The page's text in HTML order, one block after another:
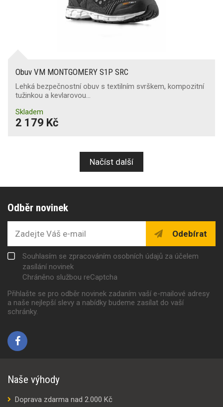
Obuv VM MONTGOMERY S1P SRC
Lehká bezpečnostní obuv s textilním svrškem, kompozitní
tužinkou a kevlarovou…
Skladem
2 179 Kč
Načíst další
Odběr novinek
Odebírat
Souhlasím se zpracováním osobních údajů za účelem
zasílání novinek
Chráněno službou reCaptcha
Přihlašte se pro odběr novinek zadaním vaší e-mailové adresy
a naše nejlepší slevy a nabídky budeme zasílat do vaší
schránky.
Naše výhody
Doprava zdarma nad 2.000 Kč